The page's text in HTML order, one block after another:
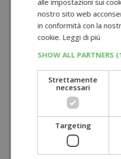
alle impostazioni sui
nostro sito web
in conformità con la
cookie. Leggi di più
SHOW ALL PARTNERS
Strettamente
necessari
Targeting